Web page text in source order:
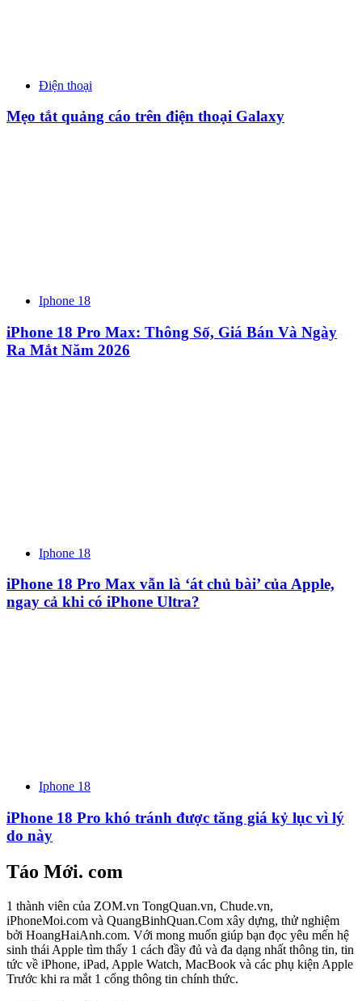
Điện thoại
Mẹo tắt quảng cáo trên điện thoại Galaxy
Iphone 18
iPhone 18 Pro Max: Thông Số, Giá Bán Và Ngày
Ra Mắt Năm 2026
Iphone 18
iPhone 18 Pro Max vẫn là ‘át chủ bài’ của Apple,
ngay cả khi có iPhone Ultra?
Iphone 18
iPhone 18 Pro khó tránh được tăng giá kỷ lục vì lý
do này
Táo Mới. com
1 thành viên của ZOM.vn TongQuan.vn, Chude.vn,
iPhoneMoi.com và QuangBinhQuan.Com xây dựng, thử nghiệm
bởi HoangHaiAnh.com. Với mong muốn giúp bạn đọc yêu mến hệ
sinh thái Apple tìm thấy 1 cách đầy đủ và đa dạng nhất thông tin, tin
tức về iPhone, iPad, Apple Watch, MacBook và các phụ kiện Apple
Trước khi ra mắt 1 cổng thông tin chính thức.